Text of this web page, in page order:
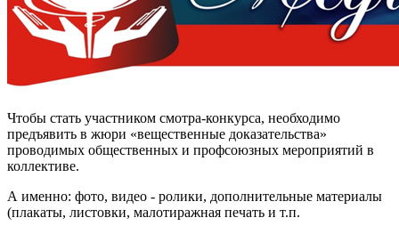
Чтобы стать участником смотра-конкурса, необходимо
предъявить в жюри «вещественные доказательства»
проводимых общественных и профсоюзных мероприятий в
коллективе.
А именно: фото, видео - ролики, дополнительные материалы
(плакаты, листовки, малотиражная печать и т.п.